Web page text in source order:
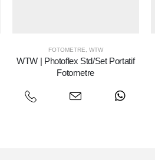
FOTOMETRE, WTW
WTW | Photoflex Std/Set Portatif
Fotometre